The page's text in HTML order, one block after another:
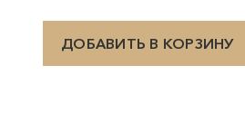
ДОБАВИТЬ В КОРЗИНУ